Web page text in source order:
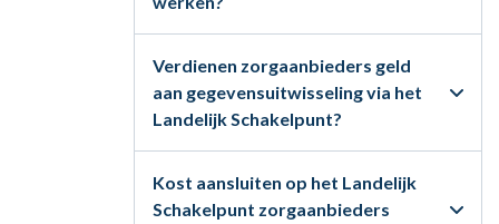
Verdienen zorgaanbieders geld
aan gegevensuitwisseling via het
Landelijk Schakelpunt?
Kost aansluiten op het Landelijk
Schakelpunt zorgaanbieders